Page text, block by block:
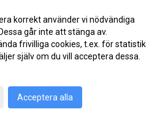
2018-12-22 16:09
2018-12-22 16:06
korrekt använder vi nödvändiga
går inte att stänga av.
frivilliga cookies, t.ex. för statistik
själv om du vill acceptera dessa.
Acceptera alla